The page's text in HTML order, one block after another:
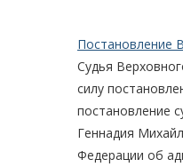
Постановление
Судья
силу
постановление
Геннадия
Федерации об